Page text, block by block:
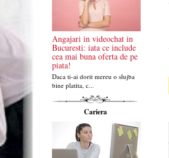
Angajari in videochat in
Bucuresti: iata ce include
cea mai buna oferta de pe
piata!
Daca ti-ai dorit mereu o slujba
bine platita, c...
Cariera